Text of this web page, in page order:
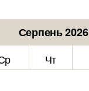
Серпень 2026
Чт